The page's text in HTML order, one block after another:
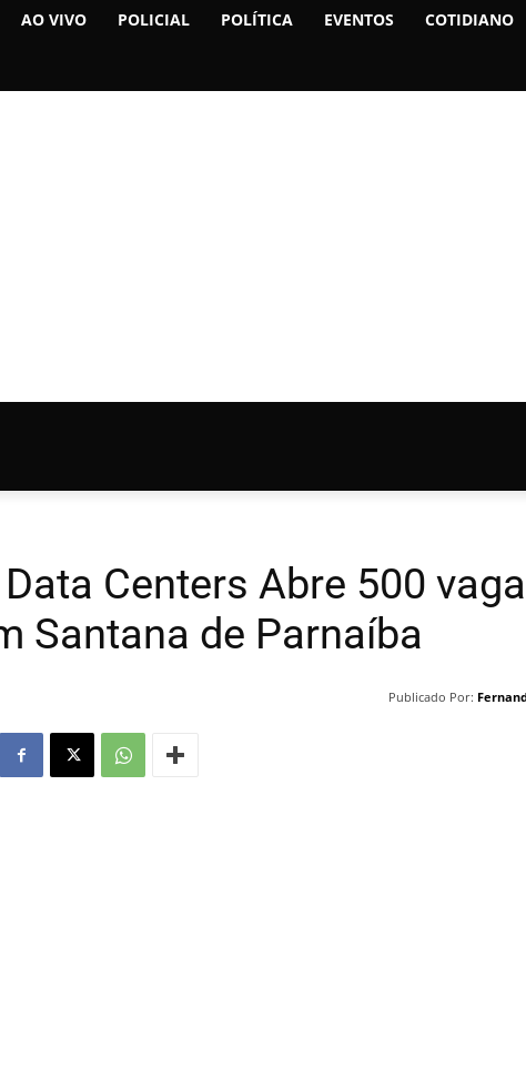
AO VIVO POLICIAL POLÍTICA EVENTOS COTIDIANO
Centers Abre 500
Santana de Parnaíba
Publicado Por: